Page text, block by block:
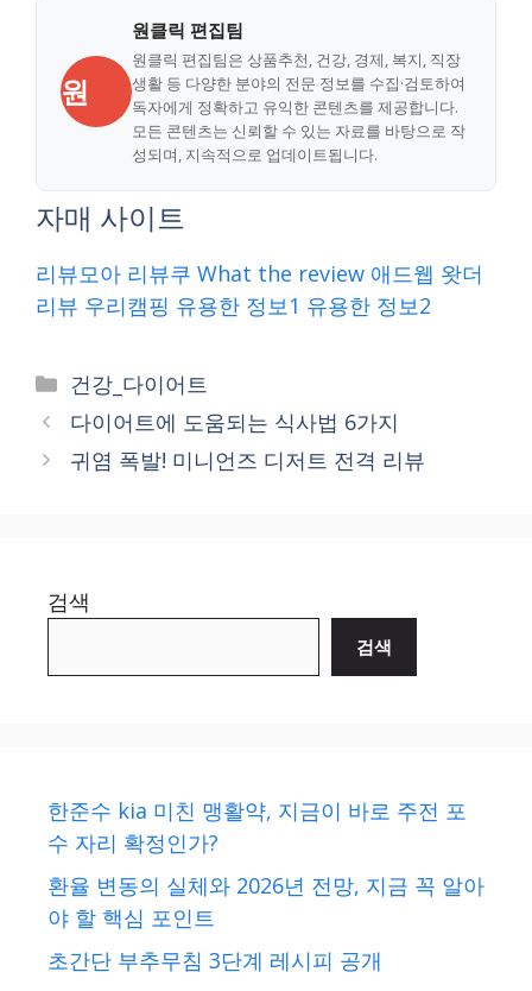
원
원클릭 편집팀
원클릭 편집팀은 상품추천, 건강, 경제, 복지, 직장
생활 등 다양한 분야의 전문 정보를 수집·검토하여
독자에게 정확하고 유익한 콘텐츠를 제공합니다.
모든 콘텐츠는 신뢰할 수 있는 자료를 바탕으로 작
성되며, 지속적으로 업데이트됩니다.
자매 사이트
리뷰모아 리뷰쿠 What the review 애드웹 왓더
리뷰 우리캠핑 유용한 정보1 유용한 정보2
Categories
건강_다이어트
다이어트에 도움되는 식사법 6가지
귀염 폭발! 미니언즈 디저트 전격 리뷰
검색
검색
한준수 kia 미친 맹활약, 지금이 바로 주전 포
수 자리 확정인가?
환율 변동의 실체와 2026년 전망, 지금 꼭 알아
야 할 핵심 포인트
초간단 부추무침 3단계 레시피 공개